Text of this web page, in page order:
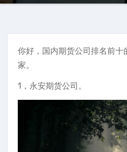
你好，国内期货公司排名前十
家。
1，永安期货公司。